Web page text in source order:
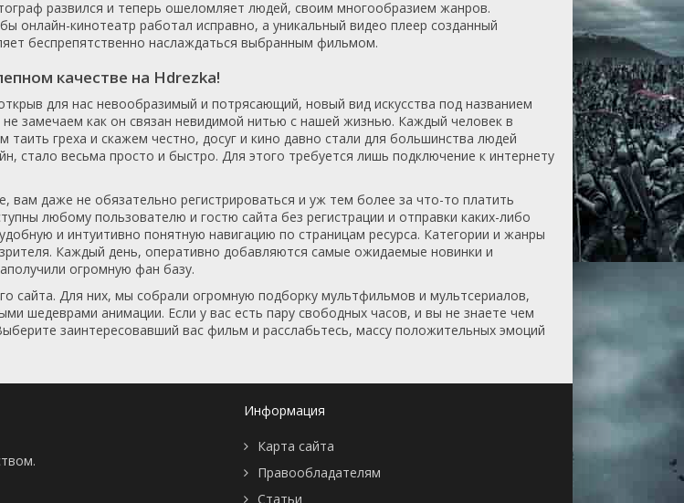
развился и теперь ошеломляет людей, своим многообразием жанров.
онлайн-кинотеатр работал исправно, а уникальный видео плеер созданный
беспрепятственно наслаждаться выбранным фильмом.
качестве на Hdrezka!
для нас невообразимый и потрясающий, новый вид искусства под названием
замечаем как он связан невидимой нитью с нашей жизнью. Каждый человек в
греха и скажем честно, досуг и кино давно стали для большинства людей
стало весьма просто и быстро. Для этого требуется лишь подключение к интернету
даже не обязательно регистрироваться и уж тем более за что-то платить
любому пользователю и гостю сайта без регистрации и отправки каких-либо
и интуитивно понятную навигацию по страницам ресурса. Категории и жанры
Каждый день, оперативно добавляются самые ожидаемые новинки и
огромную фан базу.
сайта. Для них, мы собрали огромную подборку мультфильмов и мультсериалов,
шедеврами анимации. Если у вас есть пару свободных часов, и вы не знаете чем
заинтересовавший вас фильм и расслабьтесь, массу положительных эмоций
Информация
Карта сайта
Правообладателям
Статьи